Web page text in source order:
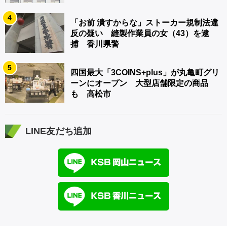
4
「お前 潰すからな」ストーカー規制法違
反の疑い 縫製作業員の女（43）を逮
捕 香川県警
5
四国最大「3COINS+plus」が丸亀町グリ
ーンにオープン 大型店舗限定の商品
も 高松市
LINE友だち追加